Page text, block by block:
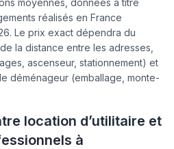
moyennes, données à titre
réalisés en France
Le prix exact dépendra du
la distance entre les adresses,
ascenseur, stationnement) et
déménageur (emballage, monte-
location d’utilitaire et
à